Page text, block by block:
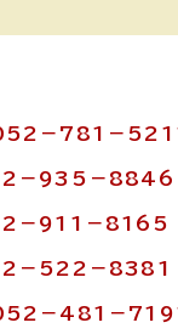
052－781－
－935－8846
－911－8165
－522－8381
052－481－